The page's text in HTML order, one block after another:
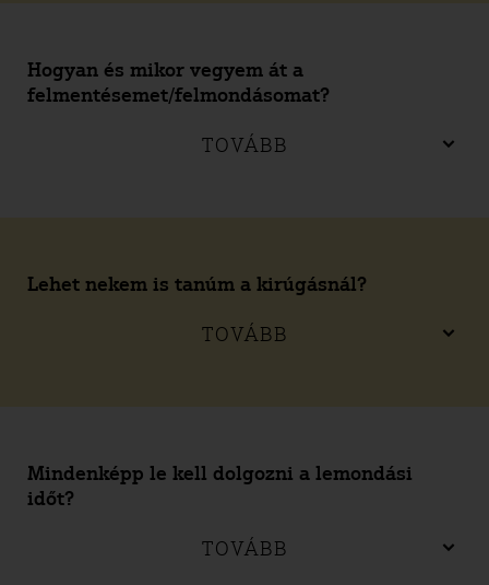
Hogyan és mikor vegyem át a
felmentésemet/felmondásomat?
TOVÁBB
Lehet nekem is tanúm a kirúgásnál?
TOVÁBB
Mindenképp le kell dolgozni a lemondási
időt?
TOVÁBB